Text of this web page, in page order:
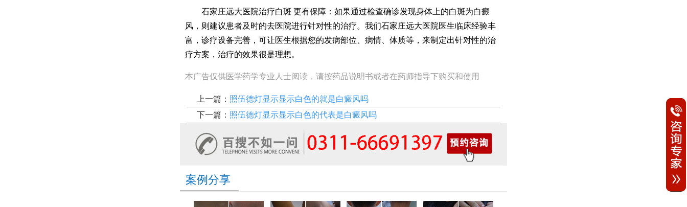
石家庄远大医院治疗白斑 更有保障：如果通过检查确诊发现身体上的白斑为白癜
风，则建议患者及时的去医院进行针对性的治疗。我们石家庄远大医院医生临床经验丰
富，诊疗设备完善，可让医生根据您的发病部位、病情、体质等，来制定出针对性的治
疗方案，治疗的效果很是理想。
本广告仅供医学药学专业人士阅读，请按药品说明书或者在药师指导下购买和使用
上一篇： 照伍德灯显示显示白色的就是白癜风吗
下一篇： 照伍德灯显示显示白色的代表是白癜风吗
案例分享